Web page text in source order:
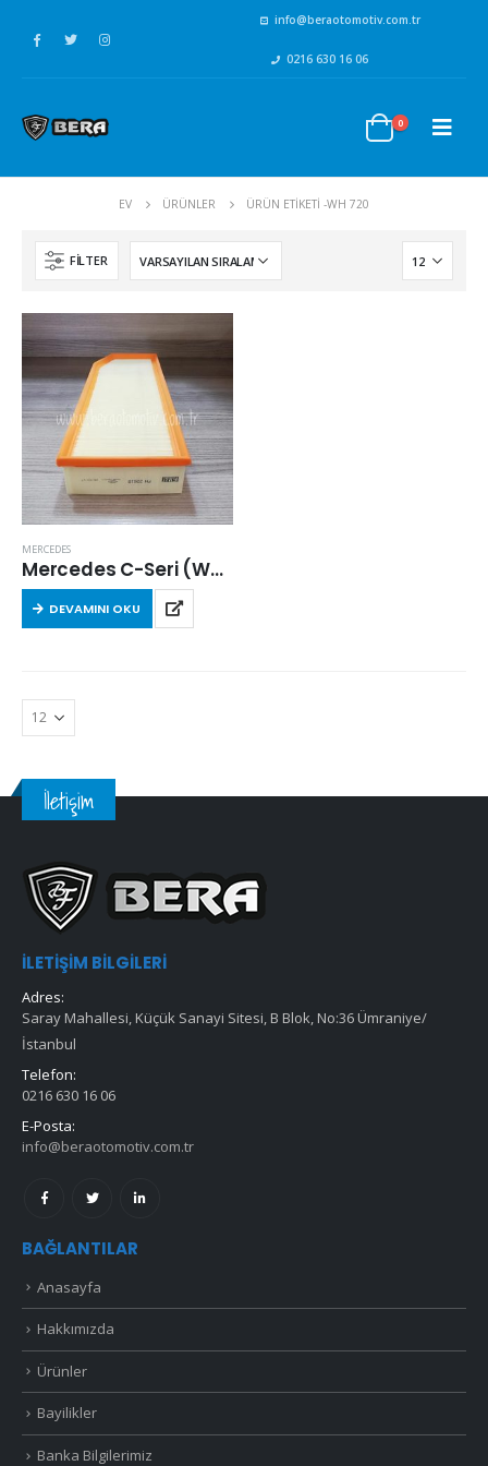
info@beraotomotiv.com.tr
0216 630 16 06
0
EV ÜRÜNLER ÜRÜN ETIKETI -WH 720
FILTER
MERCEDES
Mercedes C-Seri (W203) C 220 CDI 2000-2007 Arası Hava Filtresi
DEVAMINI OKU
İletişim
İLETIŞIM BILGILERI
Adres:
Saray Mahallesi, Küçük Sanayi Sitesi, B Blok, No:36 Ümraniye/
İstanbul
Telefon:
0216 630 16 06
E-Posta:
info@beraotomotiv.com.tr
BAĞLANTILAR
Anasayfa
Hakkımızda
Ürünler
Bayilikler
Banka Bilgilerimiz